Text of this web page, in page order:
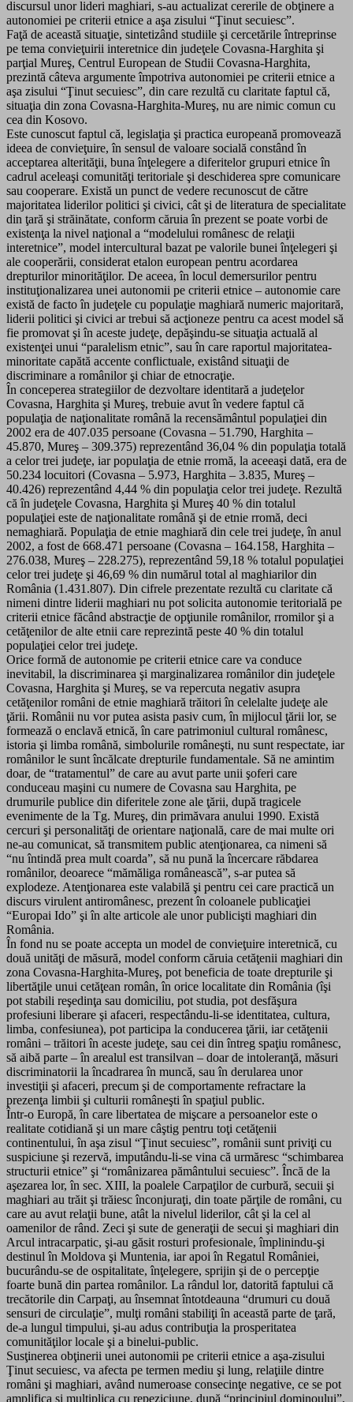
discursul unor lideri maghiari, s-au actualizat cererile de obţinere a
autonomiei pe criterii etnice a aşa zisului “Ţinut secuiesc”.
Faţă de această situaţie, sintetizând studiile şi cercetările întreprinse
pe tema convieţuirii interetnice din judeţele Covasna-Harghita şi
parţial Mureş, Centrul European de Studii Covasna-Harghita,
prezintă câteva argumente împotriva autonomiei pe criterii etnice a
aşa zisului “Ţinut secuiesc”, din care rezultă cu claritate faptul că,
situaţia din zona Covasna-Harghita-Mureş, nu are nimic comun cu
cea din Kosovo.
Este cunoscut faptul că, legislaţia şi practica europeană promovează
ideea de convieţuire, în sensul de valoare socială constând în
acceptarea alterităţii, buna înţelegere a diferitelor grupuri etnice în
cadrul aceleaşi comunităţi teritoriale şi deschiderea spre comunicare
sau cooperare. Există un punct de vedere recunoscut de către
majoritatea liderilor politici şi civici, cât şi de literatura de specialitate
din ţară şi străinătate, conform căruia în prezent se poate vorbi de
existenţa la nivel naţional a “modelului românesc de relaţii
interetnice”, model intercultural bazat pe valorile bunei înţelegeri şi
ale cooperării, considerat etalon european pentru acordarea
drepturilor minorităţilor. De aceea, în locul demersurilor pentru
instituţionalizarea unei autonomii pe criterii etnice – autonomie care
există de facto în judeţele cu populaţie maghiară numeric majoritară,
liderii politici şi civici ar trebui să acţioneze pentru ca acest model să
fie promovat şi în aceste judeţe, depăşindu-se situaţia actuală al
existenţei unui “paralelism etnic”, sau în care raportul majoritatea-
minoritate capătă accente conflictuale, existând situaţii de
discriminare a românilor şi chiar de etnocraţie.
În conceperea strategiilor de dezvoltare identitară a judeţelor
Covasna, Harghita şi Mureş, trebuie avut în vedere faptul că
populaţia de naţionalitate română la recensământul populaţiei din
2002 era de 407.035 persoane (Covasna – 51.790, Harghita –
45.870, Mureş – 309.375) reprezentând 36,04 % din populaţia totală
a celor trei judeţe, iar populaţia de etnie rromă, la aceeaşi dată, era de
50.234 locuitori (Covasna – 5.973, Harghita – 3.835, Mureş –
40.426) reprezentând 4,44 % din populaţia celor trei judeţe. Rezultă
că în judeţele Covasna, Harghita şi Mureş 40 % din totalul
populaţiei este de naţionalitate română şi de etnie rromă, deci
nemaghiară. Populaţia de etnie maghiară din cele trei judeţe, în anul
2002, a fost de 668.471 persoane (Covasna – 164.158, Harghita –
276.038, Mureş – 228.275), reprezentând 59,18 % totalul populaţiei
celor trei judeţe şi 46,69 % din numărul total al maghiarilor din
România (1.431.807). Din cifrele prezentate rezultă cu claritate că
nimeni dintre liderii maghiari nu pot solicita autonomie teritorială pe
criterii etnice făcând abstracţie de opţiunile românilor, rromilor şi a
cetăţenilor de alte etnii care reprezintă peste 40 % din totalul
populaţiei celor trei judeţe.
Orice formă de autonomie pe criterii etnice care va conduce
inevitabil, la discriminarea şi marginalizarea românilor din judeţele
Covasna, Harghita şi Mureş, se va repercuta negativ asupra
cetăţenilor români de etnie maghiară trăitori în celelalte judeţe ale
ţării. Românii nu vor putea asista pasiv cum, în mijlocul ţării lor, se
formează o enclavă etnică, în care patrimoniul cultural românesc,
istoria şi limba română, simbolurile româneşti, nu sunt respectate, iar
românilor le sunt încălcate drepturile fundamentale. Să ne amintim
doar, de “tratamentul” de care au avut parte unii şoferi care
conduceau maşini cu numere de Covasna sau Harghita, pe
drumurile publice din diferitele zone ale ţării, după tragicele
evenimente de la Tg. Mureş, din primăvara anului 1990. Există
cercuri şi personalităţi de orientare naţională, care de mai multe ori
ne-au comunicat, să transmitem public atenţionarea, ca nimeni să
“nu întindă prea mult coarda”, să nu pună la încercare răbdarea
românilor, deoarece “mămăliga românească”, s-ar putea să
explodeze. Atenţionarea este valabilă şi pentru cei care practică un
discurs virulent antiromânesc, prezent în coloanele publicaţiei
“Europai Ido” şi în alte articole ale unor publicişti maghiari din
România.
În fond nu se poate accepta un model de convieţuire interetnică, cu
două unităţi de măsură, model conform căruia cetăţenii maghiari din
zona Covasna-Harghita-Mureş, pot beneficia de toate drepturile şi
libertăţile unui cetăţean român, în orice localitate din România (îşi
pot stabili reşedinţa sau domiciliu, pot studia, pot desfăşura
profesiuni liberare şi afaceri, respectându-li-se identitatea, cultura,
limba, confesiunea), pot participa la conducerea ţării, iar cetăţenii
români – trăitori în aceste judeţe, sau cei din întreg spaţiu românesc,
să aibă parte – în arealul est transilvan – doar de intoleranţă, măsuri
discriminatorii la încadrarea în muncă, sau în derularea unor
investiţii şi afaceri, precum şi de comportamente refractare la
prezenţa limbii şi culturii româneşti în spaţiul public.
Într-o Europă, în care libertatea de mişcare a persoanelor este o
realitate cotidiană şi un mare câştig pentru toţi cetăţenii
continentului, în aşa zisul “Ţinut secuiesc”, românii sunt priviţi cu
suspiciune şi rezervă, imputându-li-se vina că urmăresc “schimbarea
structurii etnice” şi “românizarea pământului secuiesc”. Încă de la
aşezarea lor, în sec. XIII, la poalele Carpaţilor de curbură, secuii şi
maghiari au trăit şi trăiesc înconjuraţi, din toate părţile de români, cu
care au avut relaţii bune, atât la nivelul liderilor, cât şi la cel al
oamenilor de rând. Zeci şi sute de generaţii de secui şi maghiari din
Arcul intracarpatic, şi-au găsit rosturi profesionale, împlinindu-şi
destinul în Moldova şi Muntenia, iar apoi în Regatul României,
bucurându-se de ospitalitate, înţelegere, sprijin şi de o percepţie
foarte bună din partea românilor. La rândul lor, datorită faptului că
trecătorile din Carpaţi, au însemnat întotdeauna “drumuri cu două
sensuri de circulaţie”, mulţi români stabiliţi în această parte de ţară,
de-a lungul timpului, şi-au adus contribuţia la prosperitatea
comunităţilor locale şi a binelui-public.
Susţinerea obţinerii unei autonomii pe criterii etnice a aşa-zisului
Ţinut secuiesc, va afecta pe termen mediu şi lung, relaţiile dintre
români şi maghiari, având numeroase consecinţe negative, ce se pot
amplifica şi multiplica cu repeziciune, după “principiul dominoului”.